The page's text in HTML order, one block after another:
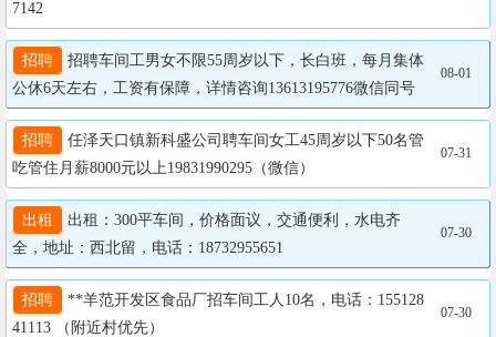
7142
招聘
招聘车间工男女不限55周岁以下，长白班，每月集体
公休6天左右，工资有保障，详情咨询13613195776微信同号
08-01
招聘
任泽天口镇新科盛公司聘车间女工45周岁以下50名管
吃管住月薪8000元以上19831990295（微信）
07-31
出租
出租：300平车间，价格面议，交通便利，水电齐
全，地址：西北留，电话：18732955651
07-30
招聘
**羊范开发区食品厂招车间工人10名，电话：155128
41113 （附近村优先）
07-30